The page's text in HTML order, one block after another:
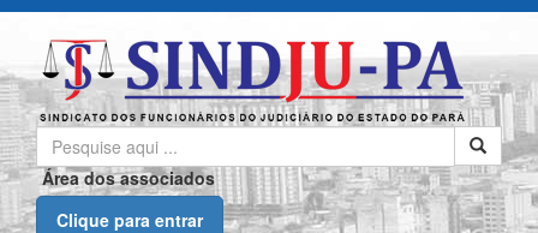
Área dos associados
Clique para entrar